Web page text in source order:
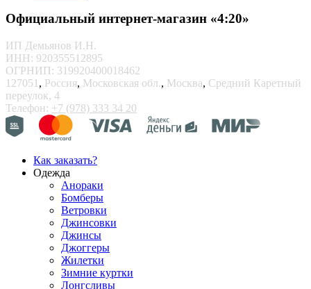
Официальный интернет-магазин «4:20»
ИП Демьянов И.Н.
ИНН: 920355512895
ОГРНИП: 319920400018462
127051 , Россия, Московская обл., Москва, Средний Каретный
переулок, 4
Телефон: +7 (978) 333 34 20
Как заказать?
Одежда
Анораки
Бомберы
Ветровки
Джинсовки
Джинсы
Джоггеры
Жилетки
Зимние куртки
Лонгсливы